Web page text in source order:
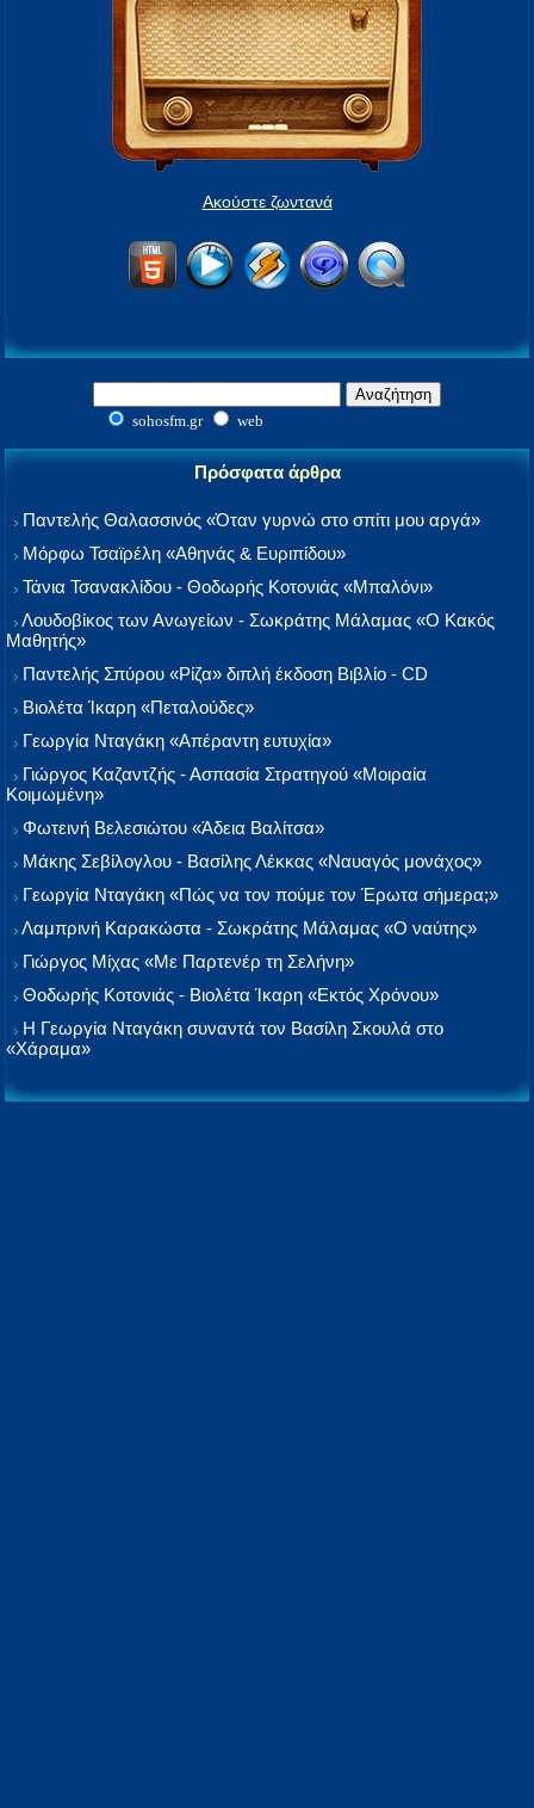
Ακούστε ζωντανά
sohosfm.gr web
Πρόσφατα άρθρα
Παντελής Θαλασσινός «Όταν γυρνώ στο σπίτι μου αργά»
Μόρφω Τσαϊρέλη «Αθηνάς & Ευριπίδου»
Τάνια Τσανακλίδου - Θοδωρής Κοτονιάς «Μπαλόνι»
Λουδοβίκος των Ανωγείων - Σωκράτης Μάλαμας «Ο Κακός
Μαθητής»
Παντελής Σπύρου «Ρίζα» διπλή έκδοση Βιβλίο - CD
Βιολέτα Ίκαρη «Πεταλούδες»
Γεωργία Νταγάκη «Aπέραντη ευτυχία»
Γιώργος Καζαντζής - Ασπασία Στρατηγού «Μοιραία
Κοιμωμένη»
Φωτεινή Βελεσιώτου «Άδεια Βαλίτσα»
Μάκης Σεβίλογλου - Βασίλης Λέκκας «Ναυαγός μονάχος»
Γεωργία Νταγάκη «Πώς να τον πούμε τον Έρωτα σήμερα;»
Λαμπρινή Καρακώστα - Σωκράτης Μάλαμας «Ο ναύτης»
Γιώργος Μίχας «Με Παρτενέρ τη Σελήνη»
Θοδωρής Κοτονιάς - Βιολέτα Ίκαρη «Εκτός Χρόνου»
Η Γεωργία Νταγάκη συναντά τον Βασίλη Σκουλά στο
«Χάραμα»